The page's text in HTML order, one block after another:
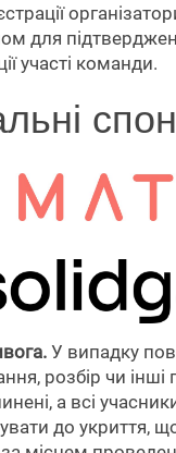
для
участі команди.
У випадку
розбір чи інші
а всі
до укриття,